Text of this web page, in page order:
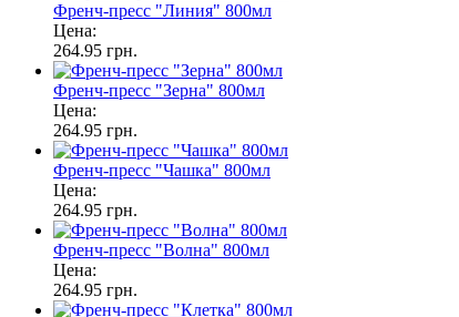
Френч-пресс "Линия" 800мл
Цена:
264.95 грн.
Френч-пресс "Зерна" 800мл
Цена:
264.95 грн.
Френч-пресс "Чашка" 800мл
Цена:
264.95 грн.
Френч-пресс "Волна" 800мл
Цена:
264.95 грн.